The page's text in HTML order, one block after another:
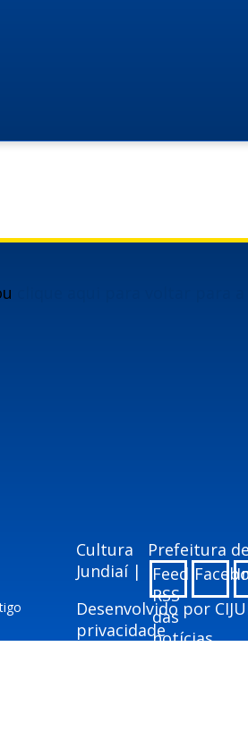
Prefeitura
Feed
RSS
das
notícias
Cultura
Jundiaí |
Desenvolvido por
privacidade